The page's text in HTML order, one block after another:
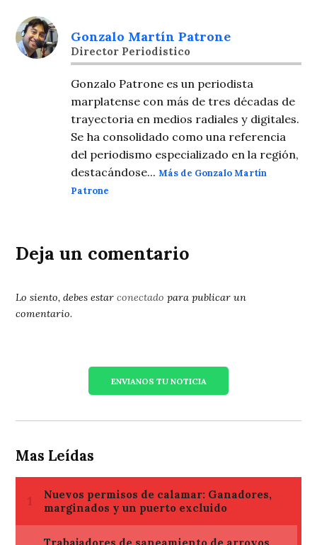
Gonzalo Martín Patrone
Director Periodistico
Gonzalo Patrone es un periodista
marplatense con más de tres décadas de
trayectoria en medios radiales y digitales.
Se ha consolidado como una referencia
del periodismo especializado en la región,
destacándose...Más de Gonzalo Martín
Patrone
Deja un comentario
Lo siento, debes estarconectado para publicar un
comentario.
ENVIANOS TU NOTICIA
Mas Leídas